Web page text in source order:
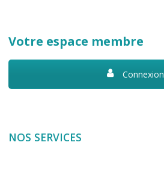
Votre espace membre
Connexion
NOS SERVICES